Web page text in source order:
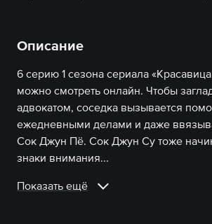
Описание
6 серию 1 сезона сериала
можно смотреть онлайн. Чтобы
адвокатом, соседка вызывается
ежедневными делами и даже
Сок Джун Пё. Сок Джун Су тоже
знаки внимания...
Показать ещё